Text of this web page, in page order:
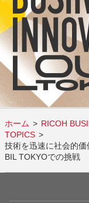
ホーム
RICOH
TOPICS
技術を迅速に社会的
BIL TOKYOでの挑戦